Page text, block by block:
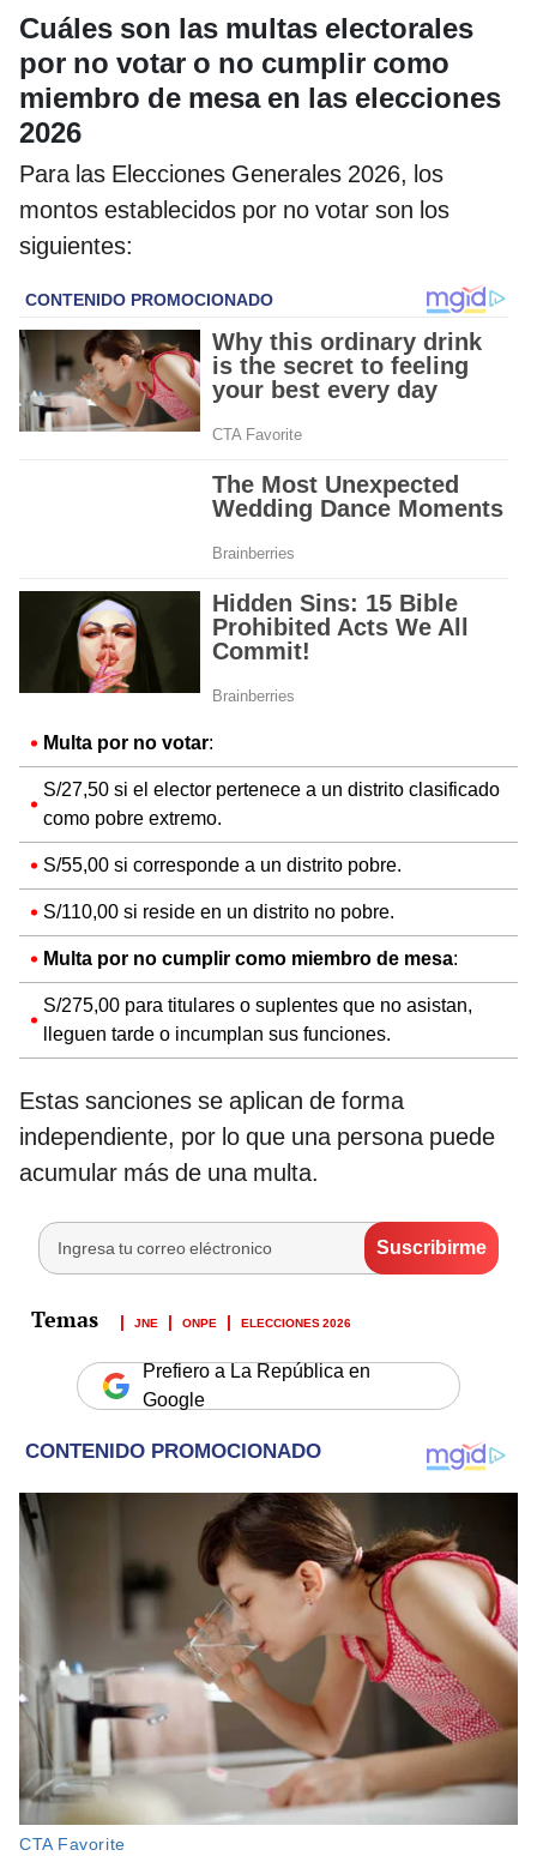
Cuáles son las multas electorales
por no votar o no cumplir como
miembro de mesa en las elecciones
2026
Para las Elecciones Generales 2026, los
montos establecidos por no votar son los
siguientes:
Multa por no votar:
S/27,50 si el elector pertenece a un distrito clasificado
como pobre extremo.
S/55,00 si corresponde a un distrito pobre.
S/110,00 si reside en un distrito no pobre.
Multa por no cumplir como miembro de mesa:
S/275,00 para titulares o suplentes que no asistan,
lleguen tarde o incumplan sus funciones.
Estas sanciones se aplican de forma
independiente, por lo que una persona puede
acumular más de una multa.
JNE ONPE ELECCIONES 2026
Prefiero a La República en
Google